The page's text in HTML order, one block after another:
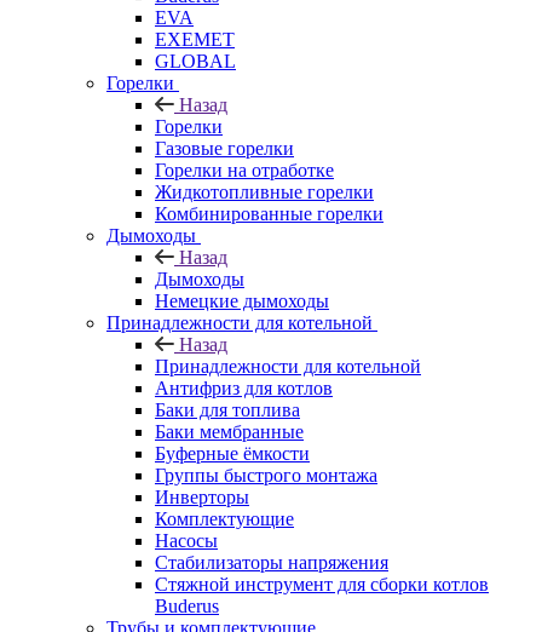
EVA
EXEMET
GLOBAL
Горелки
Назад
Горелки
Газовые горелки
Горелки на отработке
Жидкотопливные горелки
Комбинированные горелки
Дымоходы
Назад
Дымоходы
Немецкие дымоходы
Принадлежности для котельной
Назад
Принадлежности для котельной
Антифриз для котлов
Баки для топлива
Баки мембранные
Буферные ёмкости
Группы быстрого монтажа
Инверторы
Комплектующие
Насосы
Стабилизаторы напряжения
Стяжной инструмент для сборки котлов
Buderus
Трубы и комплектующие